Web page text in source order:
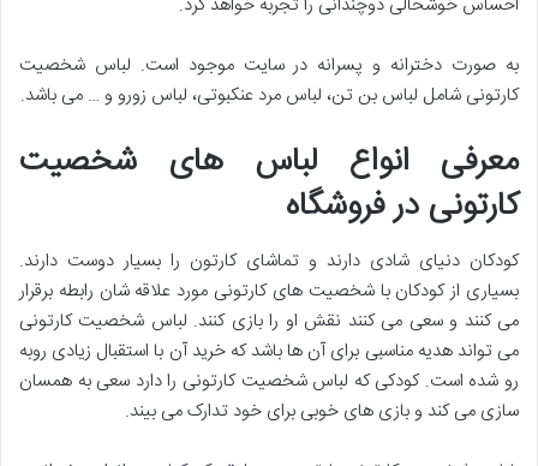
به صورت دخترانه و پسرانه در سایت موجود است. لباس شخصیت
کارتونی شامل لباس بن تن، لباس مرد عنکبوتی، لباس زورو و … می باشد.
معرفی انواع لباس های شخصیت
کارتونی در فروشگاه
کودکان دنیای شادی دارند و تماشای کارتون را بسیار دوست دارند.
بسیاری از کودکان با شخصیت های کارتونی مورد علاقه شان رابطه برقرار
می کنند و سعی می کنند نقش او را بازی کنند. لباس شخصیت کارتونی
می تواند هدیه مناسبی برای آن ها باشد که خرید آن با استقبال زیادی روبه
رو شده است. کودکی که لباس شخصیت کارتونی را دارد سعی به همسان
سازی می کند و بازی های خوبی برای خود تدارک می بیند.